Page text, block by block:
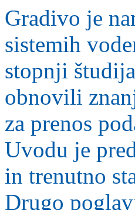
Gradivo je
sistemih
stopnji
obnovili
za prenos
Uvodu je
in trenutno
Drugo